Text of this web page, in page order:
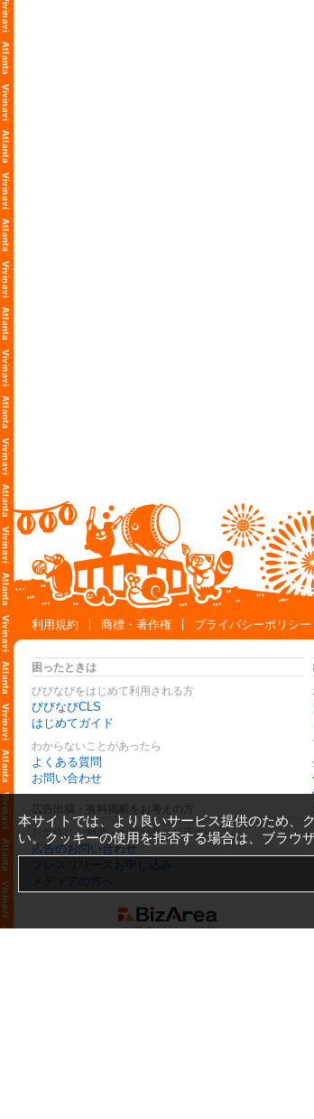
利用規約
商標・著作権 プライバシーポリシー
困ったときは
びびなびをはじめて利用される方
びびなびCLS
はじめてガイド
わからないことがあったら
よくある質問
お問い合わせ
お気軽にご相談・お問い合わせ下さい
広告のお問い合わせ
プレスリリースお申し込み
メディアの方へ
本サイトでは、より良いサービス提供のため、
い。クッキーの使用を拒否する場合は、ブラウ